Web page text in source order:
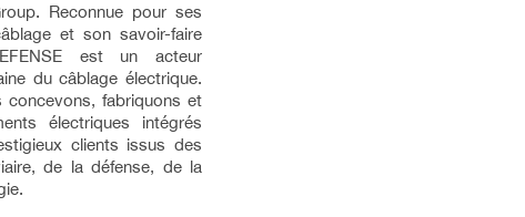
Reconnue pour ses
et son savoir-faire
est un acteur
du câblage électrique.
fabriquons et
électriques intégrés
clients issus des
de la défense, de la